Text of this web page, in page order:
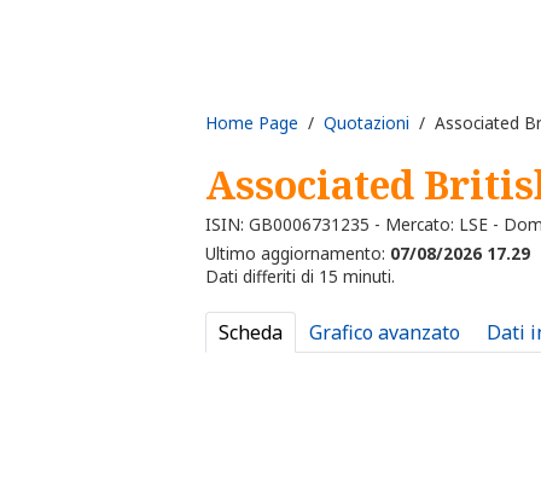
Home Page / Quotazioni / Associated
Associated
ISIN: GB0006731235 - Mercato: LSE -
Ultimo aggiornamento: 07/08/2026 17.29
Dati differiti di 15 minuti.
Scheda Grafico avanzato Dati